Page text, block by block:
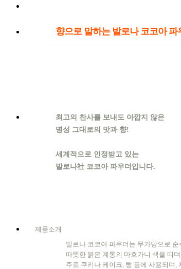
향으로 말하는 발로나 코코아 파
최고의 찬사를 보내도 아깝지 않은
명성 그대로의 맛과 향!
세계적으로 인정받고 있는
발로나社 코코아 파우더입니다.
제품소개
발로나 코코아 파우더는 무가당으로
따뜻한 붉은 계통의 마호가니 색을 띠
주로 쿠키나 케이크, 빵 등에 사용되며,